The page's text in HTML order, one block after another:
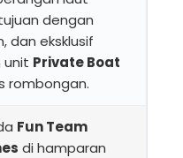
dengan
dan eksklusif
unit Private Boat
rombongan.
Fun Team
di hamparan